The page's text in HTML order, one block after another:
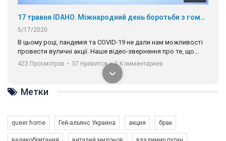
17 травня IDAHO. Міжнародний день боротьби з гомофобією трансфобією і біфобія.
5/17/2020
В цьому році, пандемія та COVІD-19 не дали нам можливості
провести вуличні акції. Наше відео-звернення про те, що
навіть коли ми у різних містах та не можемо зустрінеться, ми
разом. Ми закликаємо всіх хто поділяє цінності рівності та
солідарності, приєднатися до нас. Регіональні підрозділи
ГАУ є в 16 областях України.
Разом наш голос лунає гучніше!
423 Просмотров • 37 Нравится • 1 Комментариев
Метки
queer home Гей-альянс Украина акция брак